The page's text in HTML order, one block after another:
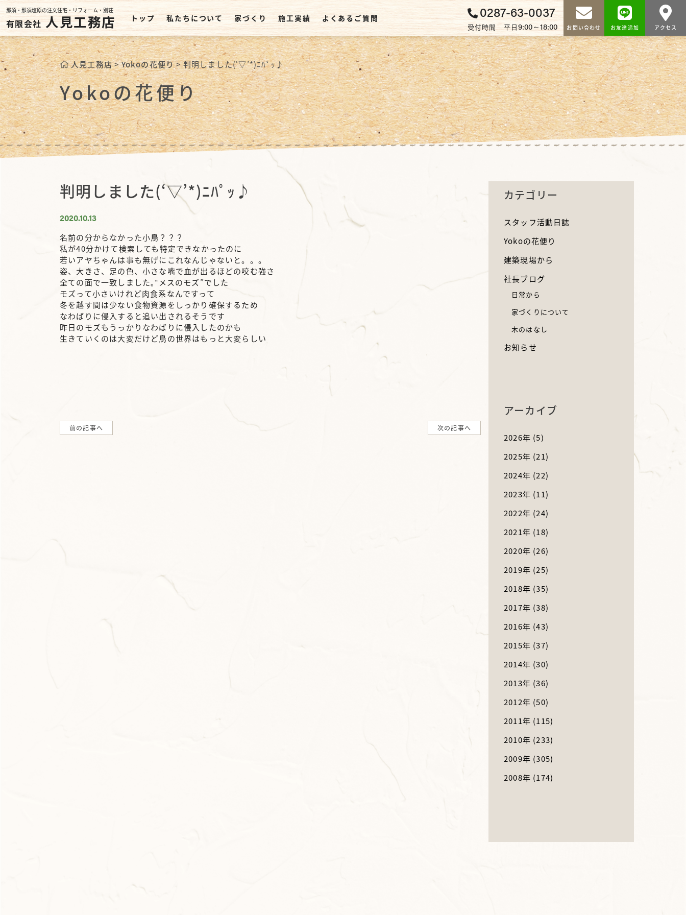
那須・那須塩原の注文住宅・リフォーム・別荘
有限会社 人見工務店 トップ 私たちについて 家づくり 施工実績 よくあるご質問 0287-63-0037
受付時間 平日9:00～18:00 お問い合わせ お友達追加 アクセス
人見工務店>Yokoの花便り>判明しました(‘▽’*)ﾆﾊﾟｯ♪
Yokoの花便り
判明しました(‘▽’*)ﾆﾊﾟｯ♪
2020.10.13
名前の分からなかった小鳥？？？
私が40分かけて検索しても特定できなかったのに
若いアヤちゃんは事も無げにこれなんじゃないと。。。
姿、大きさ、足の色、小さな嘴で血が出るほどの咬む強さ
全ての面で一致しました｡‟メスのモズ”でした
モズって小さいけれど肉食系なんですって
冬を越す間は少ない食物資源をしっかり確保するため
なわばりに侵入すると追い出されるそうです
昨日のモズもうっかりなわばりに侵入したのかも
生きていくのは大変だけど鳥の世界はもっと大変らしい
前の記事へ 次の記事へ
カテゴリー
スタッフ活動日誌
Yokoの花便り
建築現場から
社長ブログ
日常から
家づくりについて
木のはなし
お知らせ
アーカイブ
2026年 (5)
2025年 (21)
2024年 (22)
2023年 (11)
2022年 (24)
2021年 (18)
2020年 (26)
2019年 (25)
2018年 (35)
2017年 (38)
2016年 (43)
2015年 (37)
2014年 (30)
2013年 (36)
2012年 (50)
2011年 (115)
2010年 (233)
2009年 (305)
2008年 (174)